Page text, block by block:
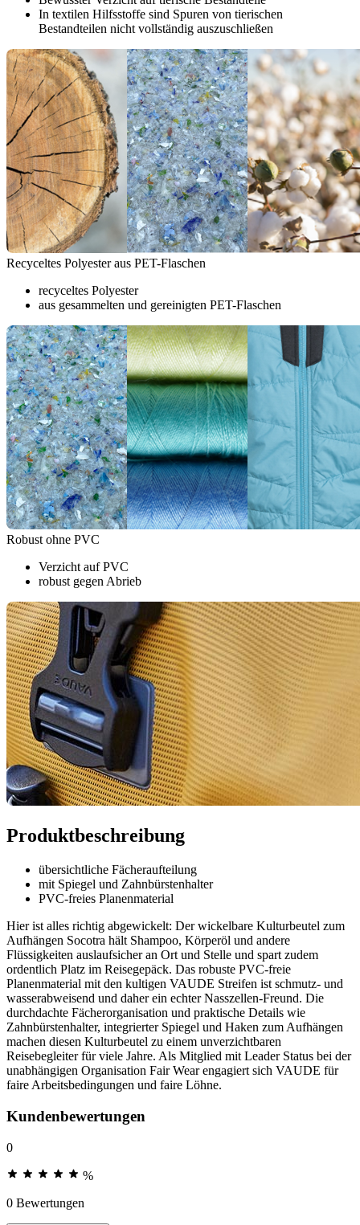
In textilen Hilfsstoffe sind Spuren von tierischen
Bestandteilen nicht vollständig auszuschließen
Recyceltes Polyester aus PET-Flaschen
recyceltes Polyester
aus gesammelten und gereinigten PET-Flaschen
Robust ohne PVC
Verzicht auf PVC
robust gegen Abrieb
Produktbeschreibung
übersichtliche Fächeraufteilung
mit Spiegel und Zahnbürstenhalter
PVC-freies Planenmaterial
Hier ist alles richtig abgewickelt: Der wickelbare Kulturbeutel zum
Aufhängen Socotra hält Shampoo, Körperöl und andere
Flüssigkeiten auslaufsicher an Ort und Stelle und spart zudem
ordentlich Platz im Reisegepäck. Das robuste PVC-freie
Planenmaterial mit den kultigen VAUDE Streifen ist schmutz- und
wasserabweisend und daher ein echter Nasszellen-Freund. Die
durchdachte Fächerorganisation und praktische Details wie
Zahnbürstenhalter, integrierter Spiegel und Haken zum Aufhängen
machen diesen Kulturbeutel zu einem unverzichtbaren
Reisebegleiter für viele Jahre. Als Mitglied mit Leader Status bei der
unabhängigen Organisation Fair Wear engagiert sich VAUDE für
faire Arbeitsbedingungen und faire Löhne.
Kundenbewertungen
0
%
0 Bewertungen